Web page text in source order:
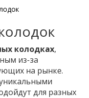
колодках,
из-за
на рынке.
для разных